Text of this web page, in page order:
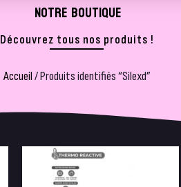
NOTRE BOUTIQUE
Découvrez tous nos produits !
Accueil/ Produits identifiés “Silexd”